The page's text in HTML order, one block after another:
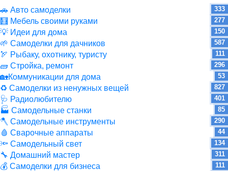
🚗 Авто самоделки 333
🧮 Мебель своими руками 277
💡 Идеи для дома 150
🌱 Самоделки для дачников 587
🏹 Рыбаку, охотнику, туристу 111
🧱 Стройка, ремонт 296
🏡Коммуникации для дома 53
♻ Самоделки из ненужных вещей 827
🩺 Радиолюбителю 401
🏭 Самодельные станки 85
🪓 Самодельные инструменты 290
🩸 Сварочные аппараты 44
🔦 Самодельный свет 134
🔧 Домашний мастер 311
💰 Самоделки для бизнеса 111